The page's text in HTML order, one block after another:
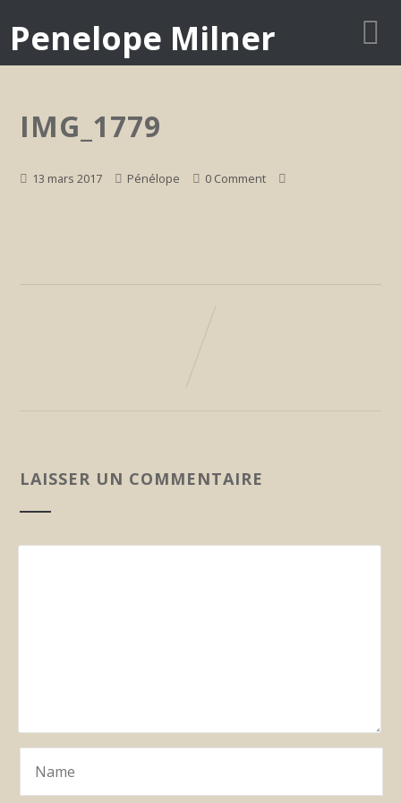
Penelope Milner
IMG_1779
13 mars 2017 Pénélope 0 Comment
LAISSER UN COMMENTAIRE